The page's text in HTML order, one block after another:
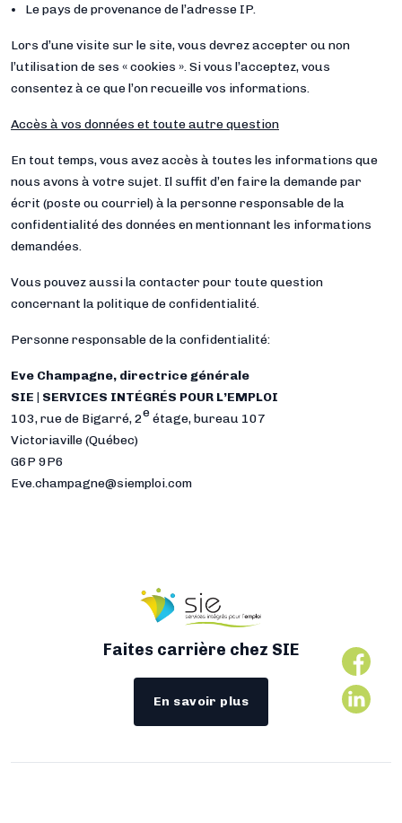
Le pays de provenance de l’adresse IP.
Lors d’une visite sur le site, vous devrez accepter ou non
l’utilisation de ses « cookies ». Si vous l’acceptez, vous
consentez à ce que l’on recueille vos informations.
Accès à vos données et toute autre question
En tout temps, vous avez accès à toutes les informations que
nous avons à votre sujet. Il suffit d’en faire la demande par
écrit (poste ou courriel) à la personne responsable de la
confidentialité des données en mentionnant les informations
demandées.
Vous pouvez aussi la contacter pour toute question
concernant la politique de confidentialité.
Personne responsable de la confidentialité:
Eve Champagne, directrice générale
SIE | SERVICES INTÉGRÉS POUR L’EMPLOI
103, rue de Bigarré, 2eétage, bureau 107
Victoriaville (Québec)
G6P 9P6
Eve.champagne@siemploi.com
Faites carrière chez SIE
En savoir plus